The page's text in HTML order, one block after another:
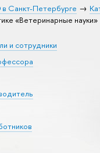
Санкт-Петербурге
«Ветеринарные науки»
и сотрудники